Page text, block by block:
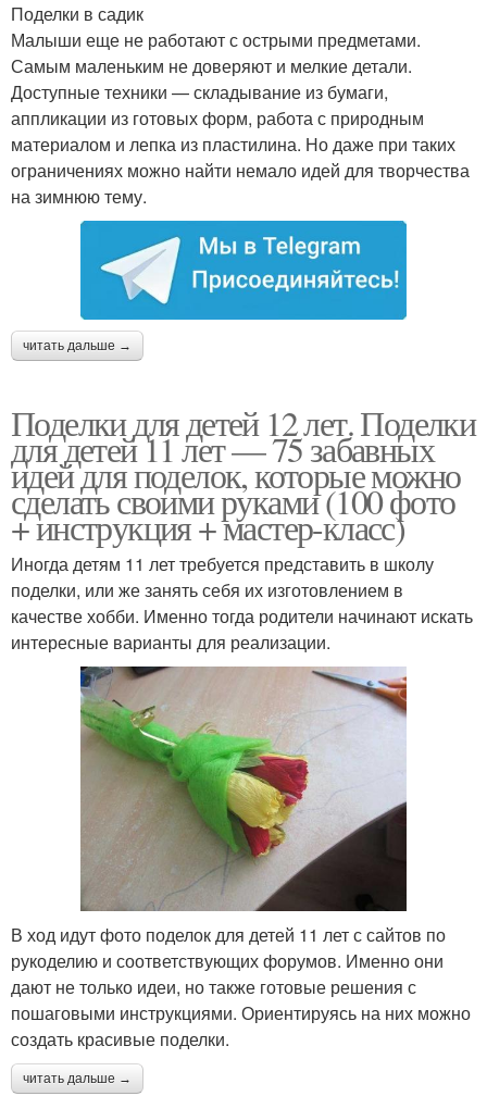
Поделки в садик
Малыши еще не работают с острыми предметами.
Самым маленьким не доверяют и мелкие детали.
Доступные техники — складывание из бумаги,
аппликации из готовых форм, работа с природным
материалом и лепка из пластилина. Но даже при таких
ограничениях можно найти немало идей для творчества
на зимнюю тему.
читать дальше →
Поделки для детей 12 лет. Поделки
для детей 11 лет — 75 забавных
идей для поделок, которые можно
сделать своими руками (100 фото
+ инструкция + мастер-класс)
Иногда детям 11 лет требуется представить в школу
поделки, или же занять себя их изготовлением в
качестве хобби. Именно тогда родители начинают искать
интересные варианты для реализации.
В ход идут фото поделок для детей 11 лет с сайтов по
рукоделию и соответствующих форумов. Именно они
дают не только идеи, но также готовые решения с
пошаговыми инструкциями. Ориентируясь на них можно
создать красивые поделки.
читать дальше →